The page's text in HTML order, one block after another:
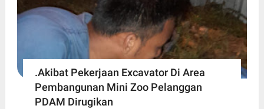
.Akibat Pekerjaan Excavator Di Area
Pembangunan Mini Zoo Pelanggan
PDAM Dirugikan